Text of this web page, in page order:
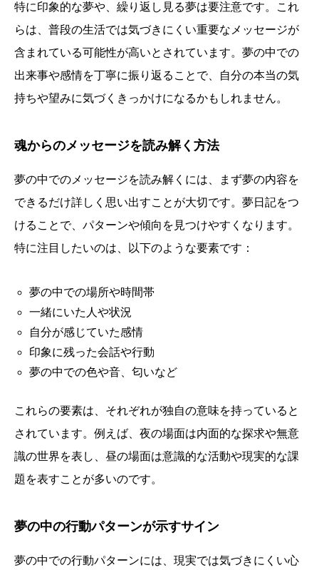
特に印象的な夢や、繰り返し見る夢は要注意です。これ
らは、普段の生活では気づきにくい重要なメッセージが
含まれている可能性が高いとされています。夢の中での
出来事や感情を丁寧に振り返ることで、自分の本当の気
持ちや望みに気づくきっかけになるかもしれません。
魂からのメッセージを読み解く方法
夢の中でのメッセージを読み解くには、まず夢の内容を
できるだけ詳しく思い出すことが大切です。夢日記をつ
けることで、パターンや傾向を見つけやすくなります。
特に注目したいのは、以下のような要素です：
夢の中での場所や時間帯
一緒にいた人や状況
自分が感じていた感情
印象に残った会話や行動
夢の中での色や音、匂いなど
これらの要素は、それぞれが独自の意味を持っていると
されています。例えば、夜の場面は内面的な探求や無意
識の世界を表し、昼の場面は意識的な活動や現実的な課
題を表すことが多いのです。
夢の中の行動パターンが示すサイン
夢の中での行動パターンには、現実では気づきにくい心